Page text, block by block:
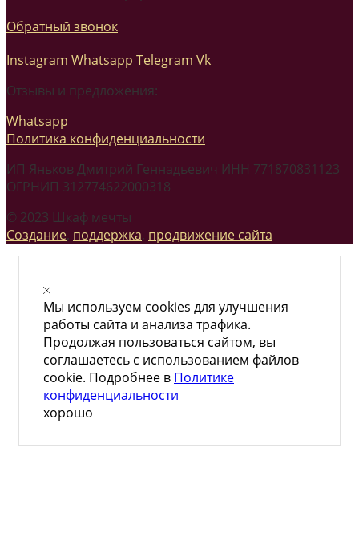
Обратный звонок
Instagram Whatsapp Telegram Vk
Отзывы и предложения:
Whatsapp
Политика конфиденциальности
ИП Яньков Дмитрий Геннадьевич ИНН 771870831123
ОГРНИП 312774622000318
© 2023 Шкаф мечты
Создание, поддержка, продвижение сайта
Мы используем cookies для улучшения
работы сайта и анализа трафика.
Продолжая пользоваться сайтом, вы
соглашаетесь с использованием файлов
cookie. Подробнее в Политике
конфиденциальности
хорошо